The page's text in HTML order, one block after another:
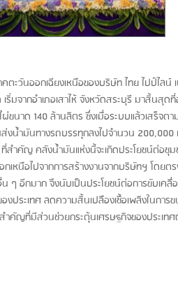
ะวันออกเฉียงเหนือของบริษัท ไทย ไปป์ไลน์
มจากอำเภอเสาไห้ จังหวัดสระบุรี มาสิ้นสุด
ขนาด 140 ล้านลิตร ซึ่งเมื่อระบบแล้วเสร็จ
น้ำมันทางรถบรรทุกลงไปจำนวน 200,000
สำคัญ คลังน้ำมันแห่งนี้จะเกิดประโยชน์ต่อชุ
เหนือไปจากการสร้างงานจากบริษัทฯ โดยต
ๆ อีกมาก จึงนับเป็นประโยชน์ต่อการขับเค
ประเทศ ลดความสิ้นเปลืองเชื้อเพลิงในกา
คัญที่มีส่วนช่วยกระตุ้นเศรษฐกิจของประเท